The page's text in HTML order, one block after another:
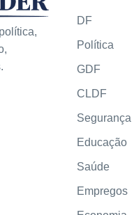
DF
Política
GDF
CLDF
Segurança
Educação
Saúde
Empregos